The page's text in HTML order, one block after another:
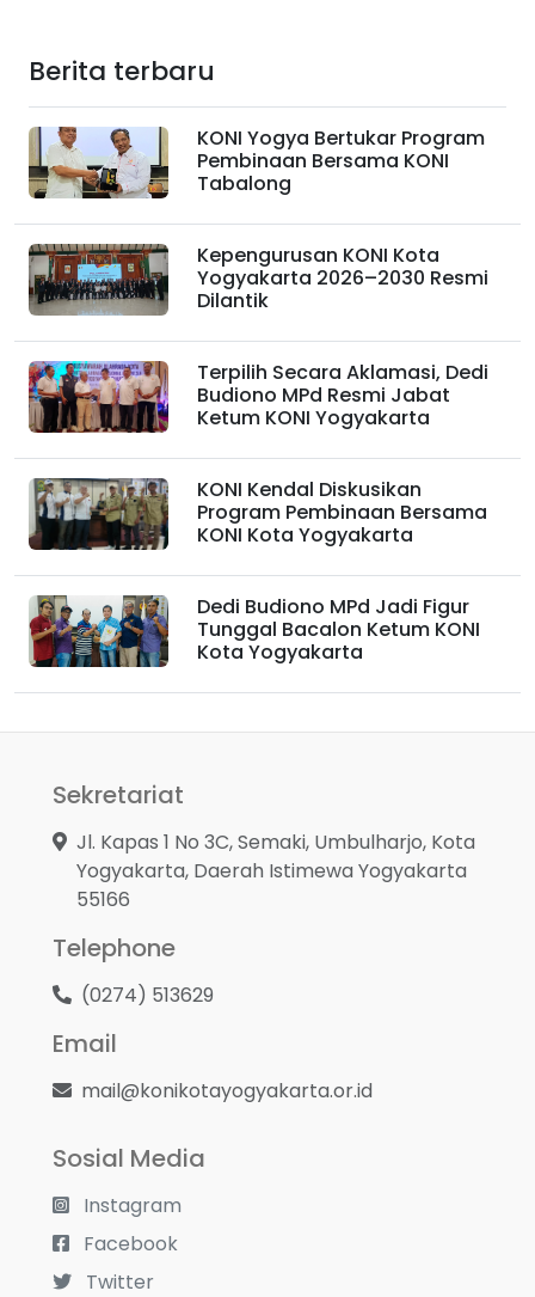
Berita terbaru
KONI Yogya Bertukar Program
Pembinaan Bersama KONI
Tabalong
Kepengurusan KONI Kota
Yogyakarta 2026–2030 Resmi
Dilantik
Terpilih Secara Aklamasi, Dedi
Budiono MPd Resmi Jabat
Ketum KONI Yogyakarta
KONI Kendal Diskusikan
Program Pembinaan Bersama
KONI Kota Yogyakarta
Dedi Budiono MPd Jadi Figur
Tunggal Bacalon Ketum KONI
Kota Yogyakarta
Sekretariat
Jl. Kapas 1 No 3C, Semaki, Umbulharjo, Kota
Yogyakarta, Daerah Istimewa Yogyakarta
55166
Telephone
(0274) 513629
Email
mail@konikotayogyakarta.or.id
Sosial Media
Instagram
Facebook
Twitter